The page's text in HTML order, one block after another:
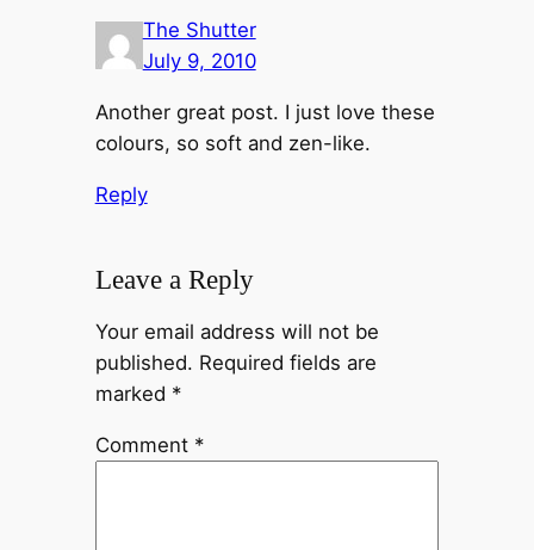
The Shutter
July 9, 2010
Another great post. I just love these
colours, so soft and zen-like.
Reply
Leave a Reply
Your email address will not be
published. Required fields are
marked *
Comment *